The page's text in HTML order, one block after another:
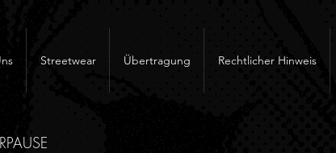
Streetwear Übertragung Rechtlicher Hinweis